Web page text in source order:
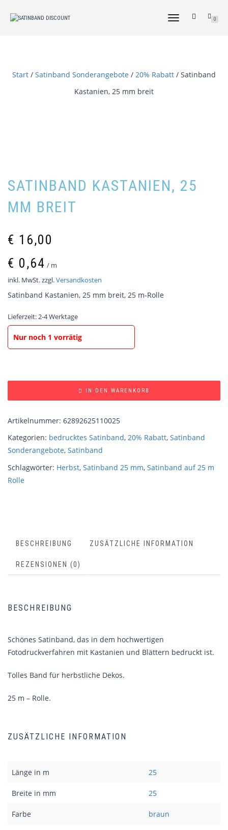
NAVIGATION
0
Start / Satinband Sonderangebote / 20% Rabatt / Satinband
Kastanien, 25 mm breit
SATINBAND KASTANIEN, 25
MM BREIT
€ 16,00
€ 0,64 / m
inkl. MwSt.zzgl.Versandkosten
Satinband Kastanien, 25 mm breit, 25 m-Rolle
Lieferzeit:2-4 Werktage
Nur noch 1 vorrätig
IN DEN WARENKORB
Artikelnummer: 62892625110025
Kategorien: bedrucktes Satinband, 20% Rabatt, Satinband
Sonderangebote, Satinband
Schlagwörter: Herbst, Satinband 25 mm, Satinband auf 25 m
Rolle
BESCHREIBUNG ZUSÄTZLICHE INFORMATION
REZENSIONEN (0)
BESCHREIBUNG
Schönes Satinband, das in dem hochwertigen
Fotodruckverfahren mit Kastanien und Blättern bedruckt ist.
Tolles Band für herbstliche Dekos.
25 m – Rolle.
ZUSÄTZLICHE INFORMATION
Länge in m 25
Breite in mm 25
Farbe braun